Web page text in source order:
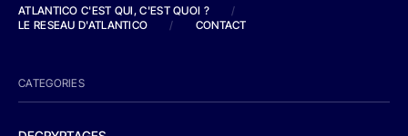
ATLANTICO C'EST QUI, C'EST QUOI ?
/
LE RESEAU D'ATLANTICO
/ CONTACT
CATEGORIES